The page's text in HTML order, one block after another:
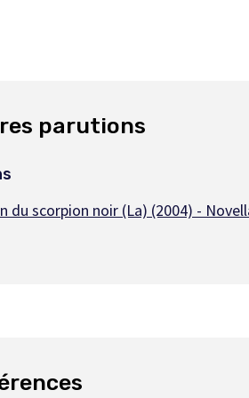
parutions
du scorpion noir (La) (2004) -